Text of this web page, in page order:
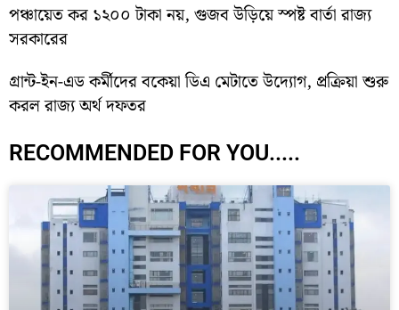
পঞ্চায়েত কর ১২০০ টাকা নয়, গুজব উড়িয়ে স্পষ্ট বার্তা রাজ্য
সরকারের
গ্রান্ট-ইন-এড কর্মীদের বকেয়া ডিএ মেটাতে উদ্যোগ, প্রক্রিয়া শুরু
করল রাজ্য অর্থ দফতর
RECOMMENDED FOR YOU.....